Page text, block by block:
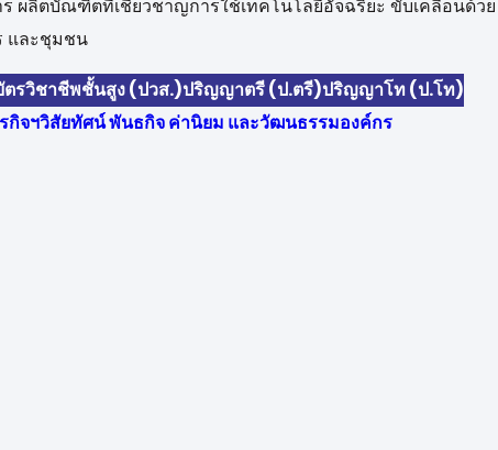
ผลิตบัณฑิตที่เชี่ยวชาญการใช้เทคโนโลยีอัจฉริยะ ขับเคลื่อนด้วย
และชุมชน
ตรวิชาชีพชั้นสูง (ปวส.)ปริญญาตรี (ป.ตรี)ปริญญาโท (ป.โท)
กิจฯวิสัยทัศน์ พันธกิจ ค่านิยม และวัฒนธรรมองค์กร